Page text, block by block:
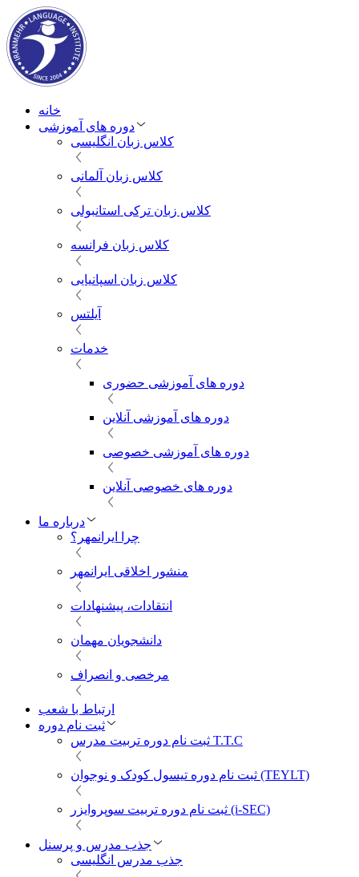
خانه
دوره های آموزشی
کلاس زبان انگلیسی
کلاس زبان آلمانی
کلاس زبان ترکی استانبولی
کلاس زبان فرانسه
کلاس زبان اسپانیایی
آیلتس
خدمات
دوره های آموزشی حضوری
دوره های آموزشی آنلاین
دوره های آموزشی خصوصی
دوره های خصوصی آنلاین
درباره ما
چرا ایرانمهر؟
منشور اخلاقی ایرانمهر
انتقادات، پیشنهادات
دانشجویان مهمان
مرخصی و انصراف
ارتباط با شعب
ثبت نام دوره
ثبت نام دوره تربیت مدرس T.T.C
ثبت نام دوره تیسول کودک و نوجوان (TEYLT)
ثبت نام دوره تربیت سوپروایزر (i-SEC)
جذب مدرس و پرسنل
جذب مدرس انگلیسی